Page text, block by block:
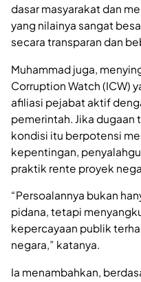
dasar masyarakat dan
yang nilainya sangat
secara transparan dan
Muhammad juga,
Corruption Watch (ICW)
afiliasi pejabat aktif
pemerintah. Jika dugaan
kondisi itu berpotensi
kepentingan,
praktik rente proyek
“Persoalannya bukan
pidana, tetapi
kepercayaan publik
negara,” katanya.
Ia menambahkan,